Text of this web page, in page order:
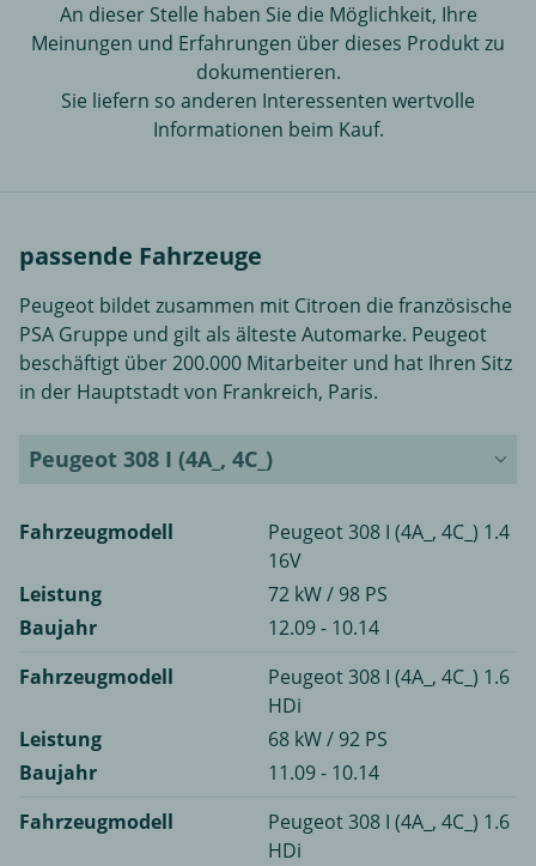
An dieser Stelle haben Sie die Möglichkeit, Ihre
Meinungen und Erfahrungen über dieses Produkt zu
dokumentieren.
Sie liefern so anderen Interessenten wertvolle
Informationen beim Kauf.
passende Fahrzeuge
Peugeot bildet zusammen mit Citroen die französische
PSA Gruppe und gilt als älteste Automarke. Peugeot
beschäftigt über 200.000 Mitarbeiter und hat Ihren Sitz
in der Hauptstadt von Frankreich, Paris.
Peugeot 308 I (4A_, 4C_)
Fahrzeugmodell
Peugeot 308 I (4A_, 4C_) 1.4
16V
Leistung
72 kW / 98 PS
Baujahr
12.09 - 10.14
Fahrzeugmodell
Peugeot 308 I (4A_, 4C_) 1.6
HDi
Leistung
68 kW / 92 PS
Baujahr
11.09 - 10.14
Fahrzeugmodell
Peugeot 308 I (4A_, 4C_) 1.6
HDi